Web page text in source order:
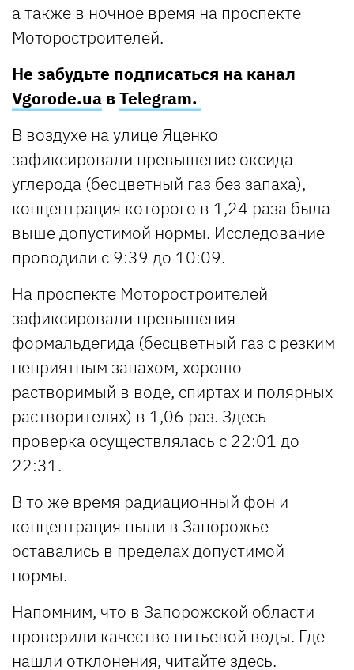
а также в ночное время на проспекте
Моторостроителей.
Не забудьте подписаться на канал
Vgorode.ua вTelegram.
В воздухе на улице Яценко
зафиксировали превышение оксида
углерода (бесцветный газ без запаха),
концентрация которого в 1,24 раза была
выше допустимой нормы. Исследование
проводили с 9:39 до 10:09.
На проспекте Моторостроителей
зафиксировали превышения
формальдегида (бесцветный газ с резким
неприятным запахом, хорошо
растворимый в воде, спиртах и полярных
растворителях) в 1,06 раз. Здесь
проверка осуществлялась с 22:01 до
22:31.
В то же время радиационный фон и
концентрация пыли в Запорожье
оставались в пределах допустимой
нормы.
Напомним, что в Запорожской области
проверили качество питьевой воды. Где
нашли отклонения, читайте здесь.